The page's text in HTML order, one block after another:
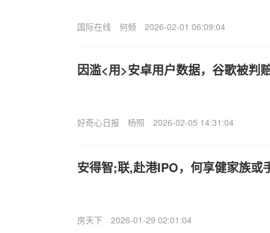
国际在线 何频 2026-02-01 06:09:04
因滥<用>安卓用户数据，谷歌被判
好奇心日报 杨照 2026-02-05 14:31:04
安得智;联,赴港IPO，何享健家族或
房天下 2026-01-29 02:01:04